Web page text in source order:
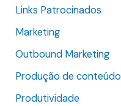
Links Patrocinados
Marketing
Outbound Marketing
Produção de conteúdo
Produtividade